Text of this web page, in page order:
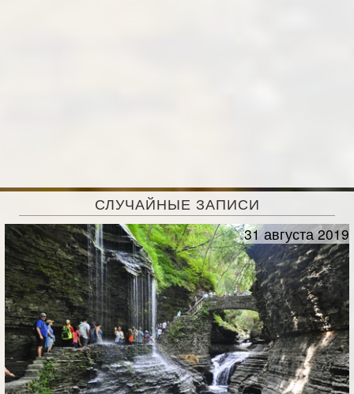
СЛУЧАЙНЫЕ ЗАПИСИ
31 августа 2019